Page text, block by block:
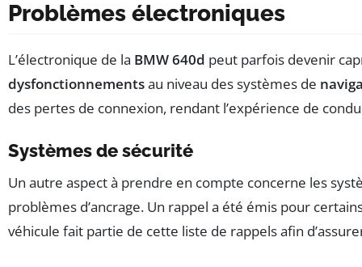
Problèmes électroniques
L’électronique de la BMW 640d peut parfois devenir
dysfonctionnementsau niveau des systèmes de
des pertes de connexion, rendant l’expérience de
Systèmes de sécurité
Un autre aspect à prendre en compte concerne les
problèmes d’ancrage. Un rappel a été émis pour
véhicule fait partie de cette liste de rappels afin